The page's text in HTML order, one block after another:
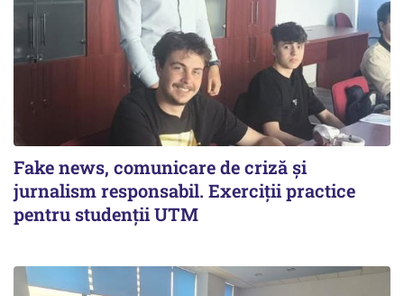
Fake news, comunicare de criză și
jurnalism responsabil. Exerciții practice
pentru studenții UTM